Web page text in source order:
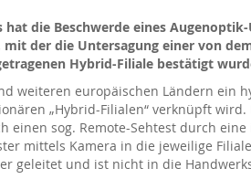
die Beschwerde eines
der die Untersagung einer von
Hybrid-Filiale bestätigt
weiteren europäischen Ländern ein
„Hybrid-Filialen“ verknüpft wird.
sog. Remote-Sehtest durch eine
mittels Kamera in die jeweilige
geleitet und ist nicht in die